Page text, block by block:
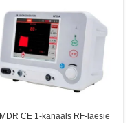
MDR CE 1-kanaals RF-laesie